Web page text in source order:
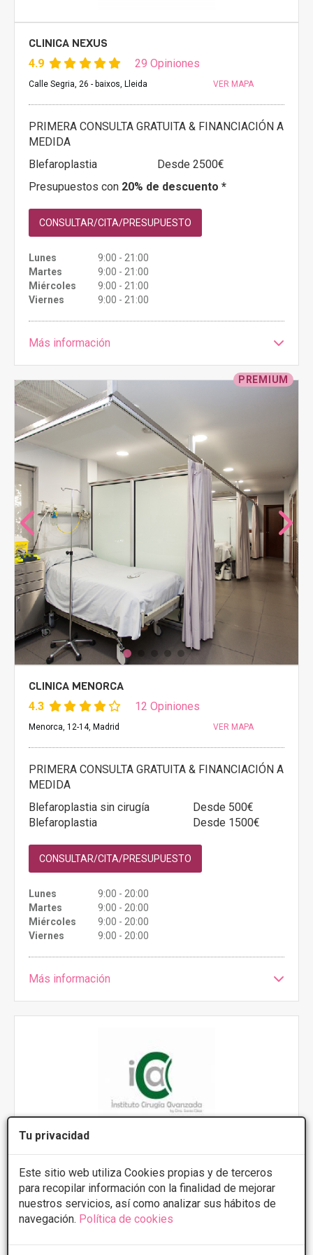
Tu privacidad
Este sitio web utiliza Cookies propias y de terceros
para recopilar información con la finalidad de mejorar
nuestros servicios, así como analizar sus hábitos de
navegación. Política de cookies
CLINICA NEXUS
4.9 29 Opiniones
Calle Segria, 26 - baixos, Lleida VER MAPA
PRIMERA CONSULTA GRATUITA & FINANCIACIÓN A
MEDIDA
Blefaroplastia
Desde 2500€
Presupuestos con 20% de descuento *
CONSULTAR/CITA/PRESUPUESTO
Lunes
9:00 - 21:00
Martes
9:00 - 21:00
Miércoles
9:00 - 21:00
Viernes
9:00 - 21:00
Más información
PREMIUM
CLINICA MENORCA
4.3 12 Opiniones
Menorca, 12-14, Madrid VER MAPA
PRIMERA CONSULTA GRATUITA & FINANCIACIÓN A
MEDIDA
Blefaroplastia sin cirugía
Desde 500€
Blefaroplastia
Desde 1500€
CONSULTAR/CITA/PRESUPUESTO
Lunes
9:00 - 20:00
Martes
9:00 - 20:00
Miércoles
9:00 - 20:00
Viernes
9:00 - 20:00
Más información
Instituto de Cirugia Avanzada
5 1 Opiniones
Calle La Palmita, 2, Orotava